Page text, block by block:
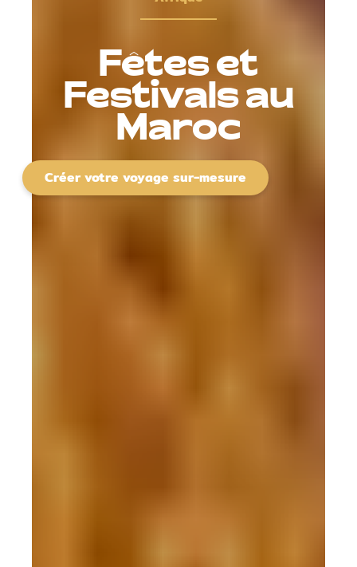
Fêtes et
Festivals au
Maroc
Créer votre voyage sur-mesure